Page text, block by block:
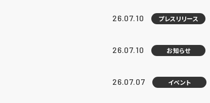
26.07.10 プレスリリース
26.07.10 お知らせ
26.07.07 イベント